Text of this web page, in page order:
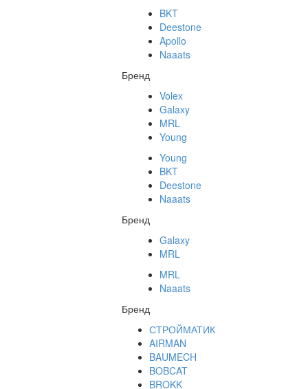
BKT
Deestone
Apollo
Naaats
Бренд
Volex
Galaxy
MRL
Young
Young
BKT
Deestone
Naaats
Бренд
Galaxy
MRL
MRL
Naaats
Бренд
СТРОЙМАТИК
AIRMAN
BAUMECH
BOBCAT
BROKK